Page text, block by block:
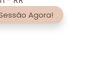
Agora!